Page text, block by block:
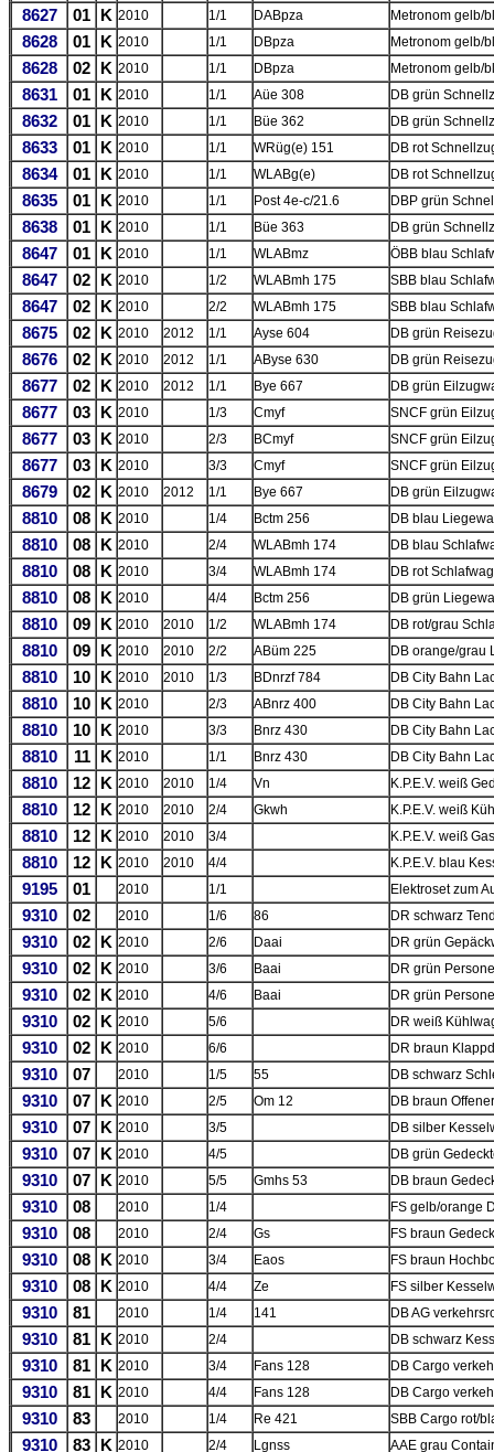
8627 01 K 2010 1/1 DABpza Metronom gelb/
8628 01 K 2010 1/1 DBpza Metronom gelb/
8628 02 K 2010 1/1 DBpza Metronom gelb/
8631 01 K 2010 1/1 Aüe 308 DB grün
8632 01 K 2010 1/1 Büe 362 DB grün
8633 01 K 2010 1/1 WRüg(e) 151 DB rot
8634 01 K 2010 1/1 WLABg(e) DB rot
8635 01 K 2010 1/1 Post 4e-c/21.6 DBP grün
8638 01 K 2010 1/1 Büe 363 DB grün
8647 01 K 2010 1/1 WLABmz ÖBB blau
8647 02 K 2010 1/2 WLABmh 175 SBB blau
8647 02 K 2010 2/2 WLABmh 175 SBB blau
8675 02 K 2010 2012 1/1 Ayse 604 DB grün
8676 02 K 2010 2012 1/1 AByse 630 DB grün
8677 02 K 2010 2012 1/1 Bye 667 DB grün
8677 03 K 2010 1/3 Cmyf SNCF grün
8677 03 K 2010 2/3 BCmyf SNCF grün
8677 03 K 2010 3/3 Cmyf SNCF grün
8679 02 K 2010 2012 1/1 Bye 667 DB grün
8810 08 K 2010 1/4 Bctm 256 DB blau
8810 08 K 2010 2/4 WLABmh 174 DB blau
8810 08 K 2010 3/4 WLABmh 174 DB rot
8810 08 K 2010 4/4 Bctm 256 DB grün
8810 09 K 2010 2010 1/2 WLABmh 174 DB rot/grau
8810 09 K 2010 2010 2/2 ABüm 225 DB orange/grau
8810 10 K 2010 2010 1/3 BDnrzf 784 DB City Bahn
8810 10 K 2010 2/3 ABnrz 400 DB City Bahn
8810 10 K 2010 3/3 Bnrz 430 DB City Bahn
8810 11 K 2010 1/1 Bnrz 430 DB City Bahn
8810 12 K 2010 2010 1/4 Vn K.P.E.V. weiß
8810 12 K 2010 2010 2/4 Gkwh K.P.E.V. weiß
8810 12 K 2010 2010 3/4 K.P.E.V. weiß
8810 12 K 2010 2010 4/4 K.P.E.V. blau
9195 01 2010 1/1 Elektroset zum
9310 02 2010 1/6 86 DR schwarz
9310 02 K 2010 2/6 Daai DR grün
9310 02 K 2010 3/6 Baai DR grün
9310 02 K 2010 4/6 Baai DR grün
9310 02 K 2010 5/6 DR weiß
9310 02 K 2010 6/6 DR braun
9310 07 2010 1/5 55 DB schwarz
9310 07 K 2010 2/5 Om 12 DB braun
9310 07 K 2010 3/5 DB silber
9310 07 K 2010 4/5 DB grün
9310 07 K 2010 5/5 Gmhs 53 DB braun
9310 08 2010 1/4 FS gelb/orange
9310 08 2010 2/4 Gs FS braun
9310 08 K 2010 3/4 Eaos FS braun
9310 08 K 2010 4/4 Ze FS silber
9310 81 2010 1/4 141 DB AG
9310 81 K 2010 2/4 DB schwarz
9310 81 K 2010 3/4 Fans 128 DB Cargo
9310 81 K 2010 4/4 Fans 128 DB Cargo
9310 83 2010 1/4 Re 421 SBB Cargo rot/
9310 83 K 2010 2/4 Lgnss AAE grau